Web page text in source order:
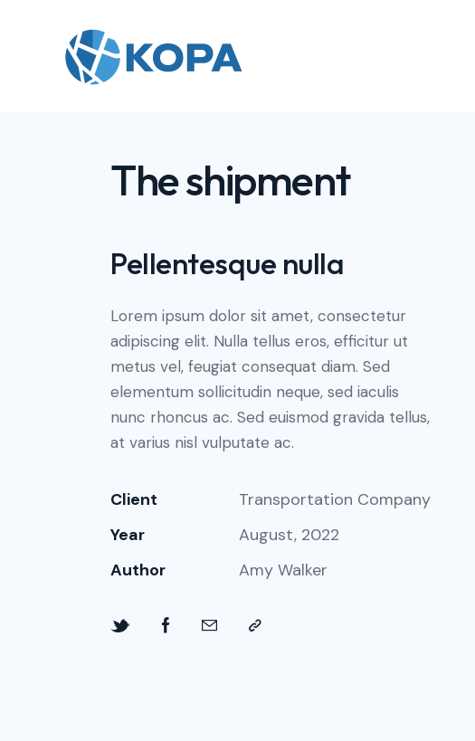
The shipment
Pellentesque nulla
Lorem ipsum dolor sit amet, consectetur
adipiscing elit. Nulla tellus eros, efficitur ut
metus vel, feugiat consequat diam. Sed
elementum sollicitudin neque, sed iaculis
nunc rhoncus ac. Sed euismod gravida tellus,
at varius nisl vulputate ac.
Client
Transportation Company
Year
August, 2022
Author
Amy Walker